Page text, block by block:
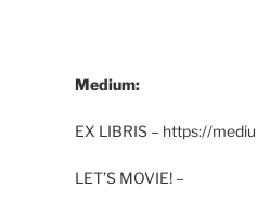
Medium:
EX LIBRIS – https://
LET’S MOVIE! –